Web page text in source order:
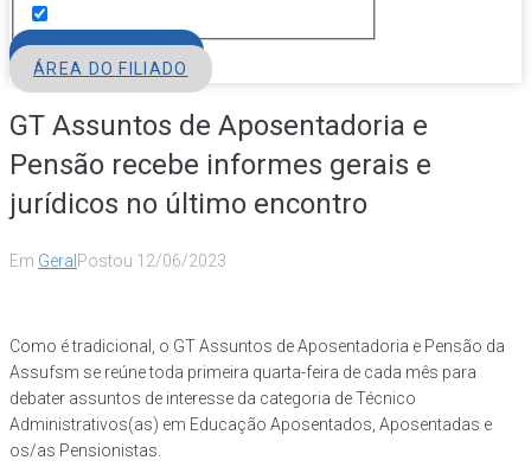
ÁREA DO FILIADO
GT Assuntos de Aposentadoria e
Pensão recebe informes gerais e
jurídicos no último encontro
Em Geral Postou 12/06/2023
Como é tradicional, o GT Assuntos de Aposentadoria e Pensão da
Assufsm se reúne toda primeira quarta-feira de cada mês para
debater assuntos de interesse da categoria de Técnico
Administrativos(as) em Educação Aposentados, Aposentadas e
os/as Pensionistas.